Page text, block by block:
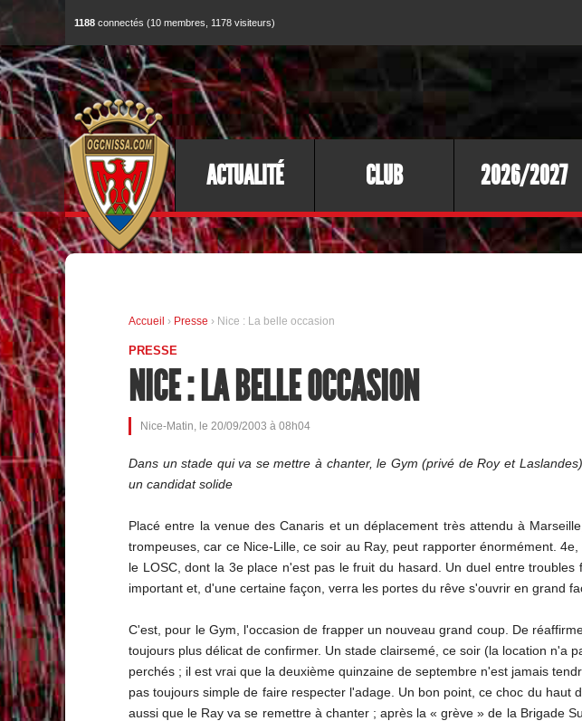
1188 connectés (10 membres, 1178 visiteurs)
ACTUALITÉ CLUB 2026/2027
Accueil › Presse › Nice : La belle occasion
PRESSE
NICE : LA BELLE OCCASION
Nice-Matin, le 20/09/2003 à 08h04
Dans un stade qui va se mettre à chanter, le Gym (privé de Roy et
un candidat solide
Placé entre la venue des Canaris et un déplacement très attendu à
trompeuses, car ce Nice-Lille, ce soir au Ray, peut rapporter énormément.
le LOSC, dont la 3e place n'est pas le fruit du hasard. Un duel entre
important et, d'une certaine façon, verra les portes du rêve s'ouvrir en grand
C'est, pour le Gym, l'occasion de frapper un nouveau grand coup. De
toujours plus délicat de confirmer. Un stade clairsemé, ce soir (la location n'a
perchés ; il est vrai que la deuxième quinzaine de septembre n'est jamais
pas toujours simple de faire respecter l'adage. Un bon point, ce choc du
aussi que le Ray va se remettre à chanter ; après la « grève » de la Brigade